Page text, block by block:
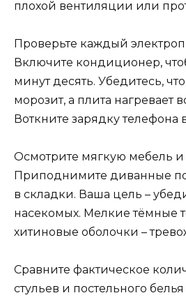
плохой вентиляции или
Проверьте каждый
Включите кондиционер,
минут десять. Убедитесь,
морозит, а плита нагревает
Воткните зарядку телефона
Осмотрите мягкую мебель и
Приподнимите диванные
в складки. Ваша цель –
насекомых. Мелкие тёмные
хитиновые оболочки –
Сравните фактическое
стульев и постельного